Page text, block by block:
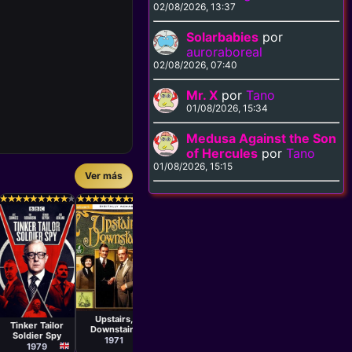
Ver más
★
★★
★★
★★
★★
★★
★★
★★
★★
★★
★
Serie
John Irvin
Tinker Tailor
Soldier Spy
1979
★
★★
★★
★★
★★
★★
★★
★★
★ ★
★
Serie
Bill Bain,
Christopher
Hodson,
Raymond
Menmuir,
Upstairs,
Downstairs
1971
Serie
Heimat: A
★
★★
★★
★★
★★
★★
★★
★★
★★
★★
★
Boris Sagal,
★
★★
★★
★★
★★
★
Mario
02/08/2026, 13:37
Solarbabies por
auroraboreal
02/08/2026, 07:40
Mr. X porTano
01/08/2026, 15:34
Medusa Against the Son
of Hercules porTano
01/08/2026, 15:15